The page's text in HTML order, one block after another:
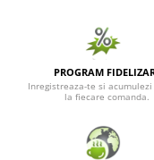
PROGRAM
Inregistreaza-te si
la fiecare comanda.